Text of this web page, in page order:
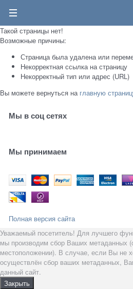
Такой страницы нет!
Возможные причины:
Страница была удалена или
Некорректная ссылка на страницу
Некорректный тип или адрес (URL)
Вы можете вернуться на главную
Мы в соц сетях
Мы принимаем
Полная версия сайта
Уважаемый посетитель! Для лучшего
мы производим сбор Ваших метаданных
местоположении). В случае, если Вы не
осуществлён сбор ваших метаданных,
данный сайт.
Закрыть